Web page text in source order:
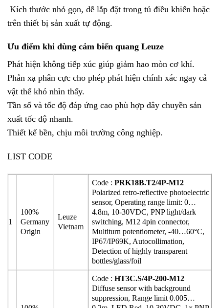
Kích thước nhỏ gọn, dễ lắp đặt trong tủ điều khiển hoặc
trên thiết bị sản xuất tự động.
Ưu điểm khi dùng cảm biến quang Leuze
Phát hiện không tiếp xúc giúp giảm hao mòn cơ khí.
Phản xạ phân cực cho phép phát hiện chính xác ngay cả
vật thể khó nhìn thấy.
Tần số và tốc độ đáp ứng cao phù hợp dây chuyền sản
xuất tốc độ nhanh.
Thiết kế bền, chịu môi trường công nghiệp.
LIST CODE
1
100%
Germany
Origin
Leuze
Vietnam
Code : PRK18B.T2/4P-M12
Polarized retro-reflective photoelectric
sensor, Operating range limit: 0…
4.8m, 10-30VDC, PNP light/dark
switching, M12 4pin connector,
Multiturn potentiometer, -40…60°C,
IP67/IP69K, Autocollimation,
Detection of highly transparent
bottles/glass/foil
Code :HT3C.S/4P-200-M12
Diffuse sensor with background
suppression, Range limit 0.005…